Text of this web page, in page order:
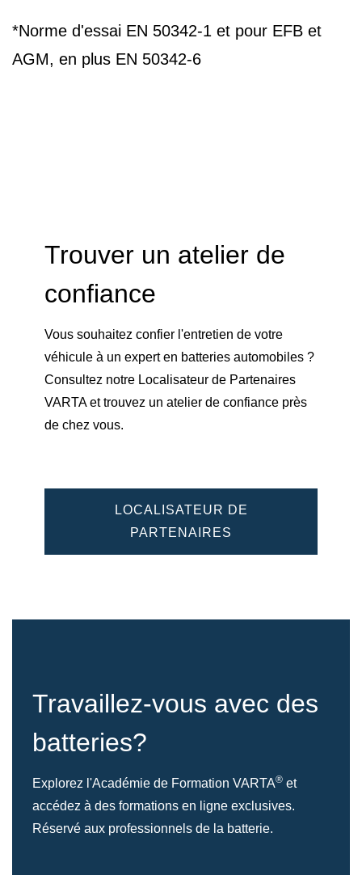
*Norme d'essai EN 50342-1 et pour EFB et
AGM, en plus EN 50342-6
Trouver un atelier de
confiance
Vous souhaitez confier l'entretien de votre
véhicule à un expert en batteries automobiles ?
Consultez notre Localisateur de Partenaires
VARTA et trouvez un atelier de confiance près
de chez vous.
LOCALISATEUR DE
PARTENAIRES
Travaillez-vous avec des
batteries?
Explorez l'Académie de Formation VARTA® et
accédez à des formations en ligne exclusives.
Réservé aux professionnels de la batterie.